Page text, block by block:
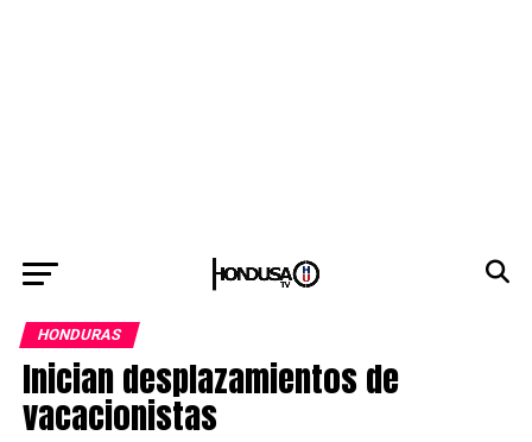
HONDURAS
Inician desplazamientos de
vacacionistas